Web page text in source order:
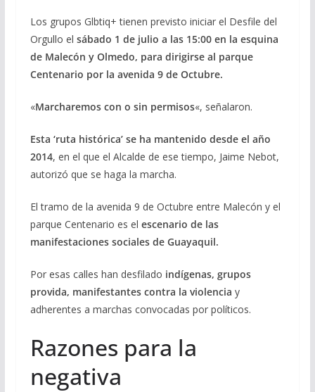
Los grupos Glbtiq+ tienen previsto iniciar el Desfile del
Orgullo el sábado 1 de julio a las 15:00 en la esquina
de Malecón y Olmedo, para dirigirse al parque
Centenario por la avenida 9 de Octubre.
«Marcharemos con o sin permisos«, señalaron.
Esta ‘ruta histórica’ se ha mantenido desde el año
2014, en el que el Alcalde de ese tiempo, Jaime Nebot,
autorizó que se haga la marcha.
El tramo de la avenida 9 de Octubre entre Malecón y el
parque Centenario es el escenario de las
manifestaciones sociales de Guayaquil.
Por esas calles han desfilado indígenas, grupos
provida, manifestantes contra la violencia y
adherentes a marchas convocadas por políticos.
Razones para la
negativa